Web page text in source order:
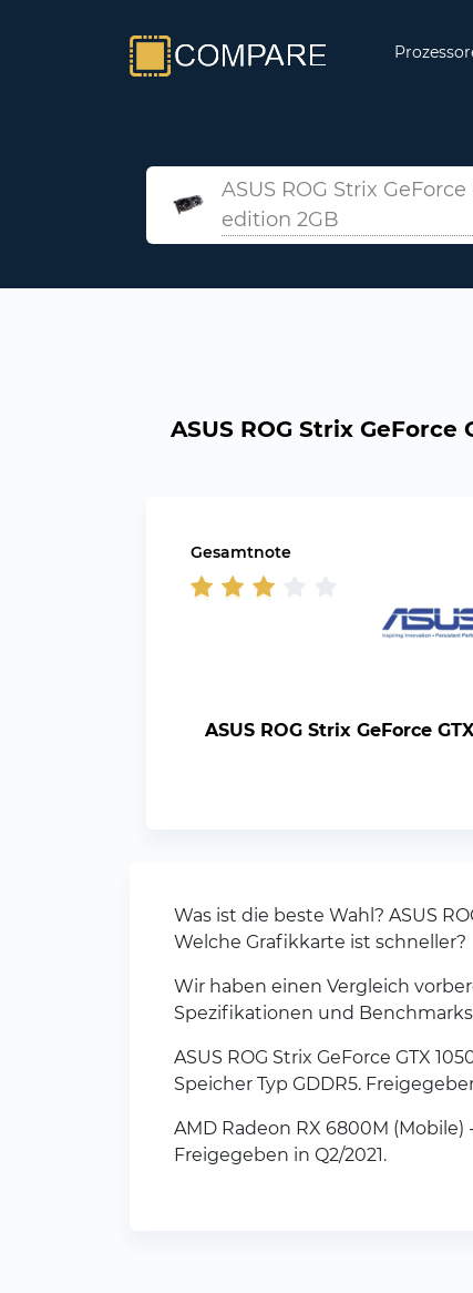
ASUS ROG Strix GeForce
edition 2GB
ASUS ROG Strix
Gesamtnote
ASUS ROG Strix GeForce
Was ist die beste Wahl? ASUS
Welche Grafikkarte ist schneller?
Wir haben einen Vergleich
Spezifikationen und
ASUS ROG Strix GeForce GTX
Speicher Typ GDDR5.
AMD Radeon RX 6800M (Mobile)
Freigegeben in Q2/2021.